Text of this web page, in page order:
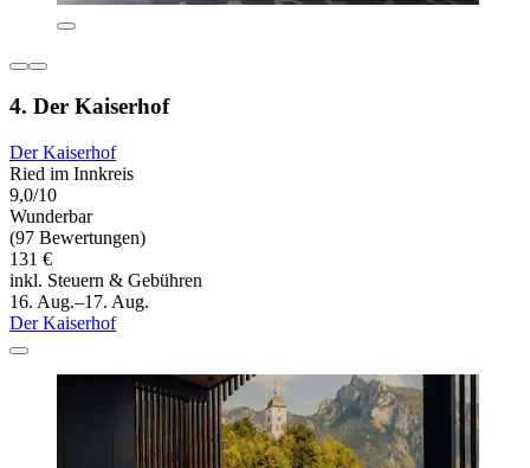
4. Der Kaiserhof
Der Kaiserhof
Ried im Innkreis
9,0/10
Wunderbar
(97 Bewertungen)
131 €
inkl. Steuern & Gebühren
16. Aug.–17. Aug.
Der Kaiserhof